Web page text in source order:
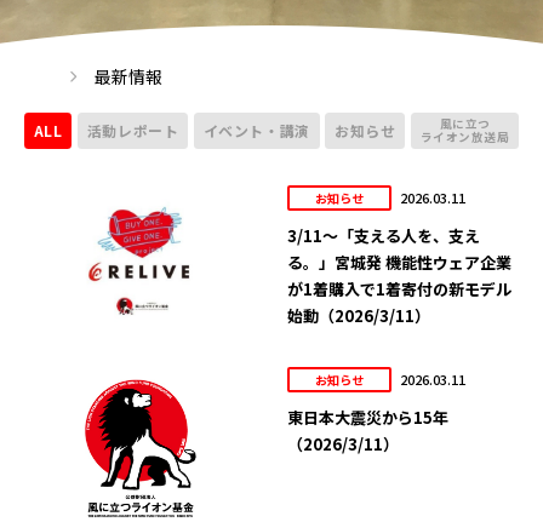
最新情報
ALL 活動レポート イベント・講演 お知らせ 風に立つ
ライオン放送局
お知らせ 2026.03.11
3/11～「支える人を、支え
る。」宮城発 機能性ウェア企業
が1着購入で1着寄付の新モデル
始動（2026/3/11）
お知らせ 2026.03.11
東日本大震災から15年
（2026/3/11）